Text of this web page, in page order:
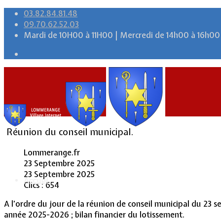
03.82.84.81.48
09.70.62.52.03
Mardi de 10H00 à 11H00 | Mercredi de 14h00 à
Accueil
Réunion du conseil municipal.
Lommerange.fr
23 Septembre 2025
23 Septembre 2025
Clics : 654
A l’ordre du jour de la réunion de conseil municipal du 23
année 2025-2026 ; bilan financier du lotissement.